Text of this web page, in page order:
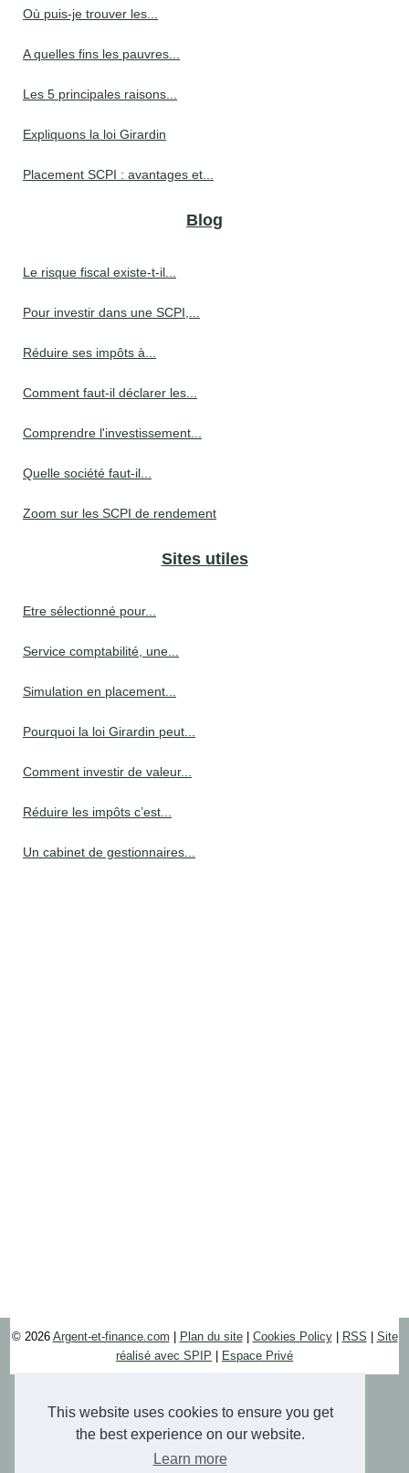
This website uses cookies to ensure you get
the best experience on our website.
Learn more
Où puis-je trouver les...
A quelles fins les pauvres...
Les 5 principales raisons...
Expliquons la loi Girardin
Placement SCPI : avantages et...
Blog
Le risque fiscal existe-t-il...
Pour investir dans une SCPI,...
Réduire ses impôts à...
Comment faut-il déclarer les...
Comprendre l'investissement...
Quelle société faut-il...
Zoom sur les SCPI de rendement
Sites utiles
Etre sélectionné pour...
Service comptabilité, une...
Simulation en placement...
Pourquoi la loi Girardin peut...
Comment investir de valeur...
Réduire les impôts c’est...
Un cabinet de gestionnaires...
© 2026 Argent-et-finance.com Plan du site| Cookies Policy| RSS
Site
réalisé avec SPIP
Espace Privé